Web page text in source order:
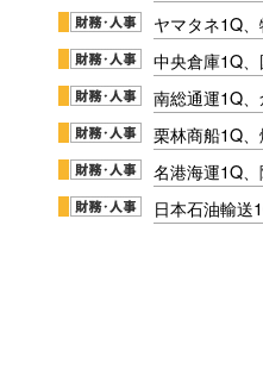
ヤマタネ1Q
中央倉庫1Q
南総通運1Q
栗林商船1Q
名港海運1Q
日本石油輸送